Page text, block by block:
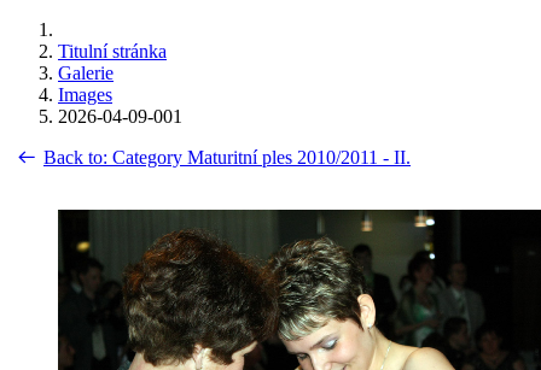
Titulní stránka
Galerie
Images
2026-04-09-001
Back to: Category Maturitní ples 2010/2011 - II.